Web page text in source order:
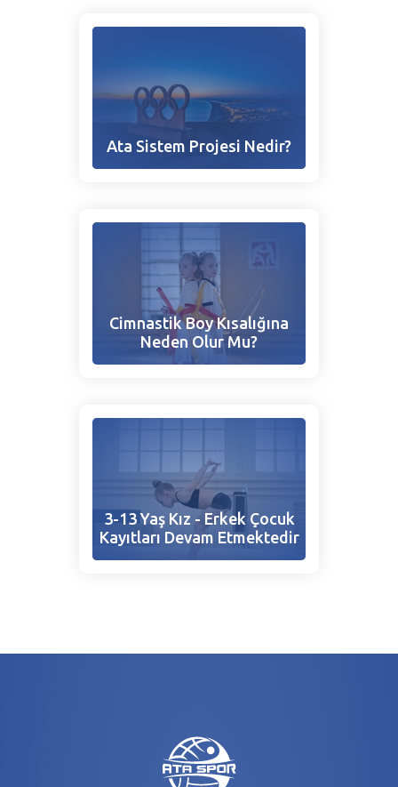
Ata Sistem Projesi Nedir?
Cimnastik Boy Kısalığına
Neden Olur Mu?
3-13 Yaş Kız - Erkek Çocuk
Kayıtları Devam Etmektedir